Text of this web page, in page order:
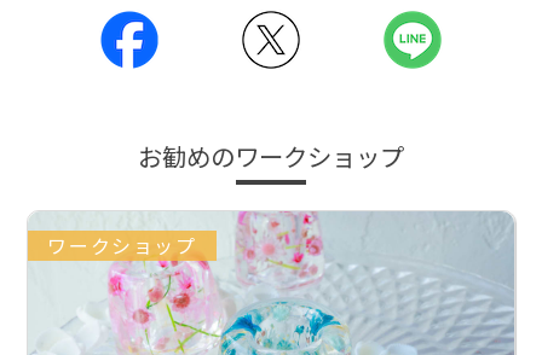
お勧めのワークショップ
ワークショップ